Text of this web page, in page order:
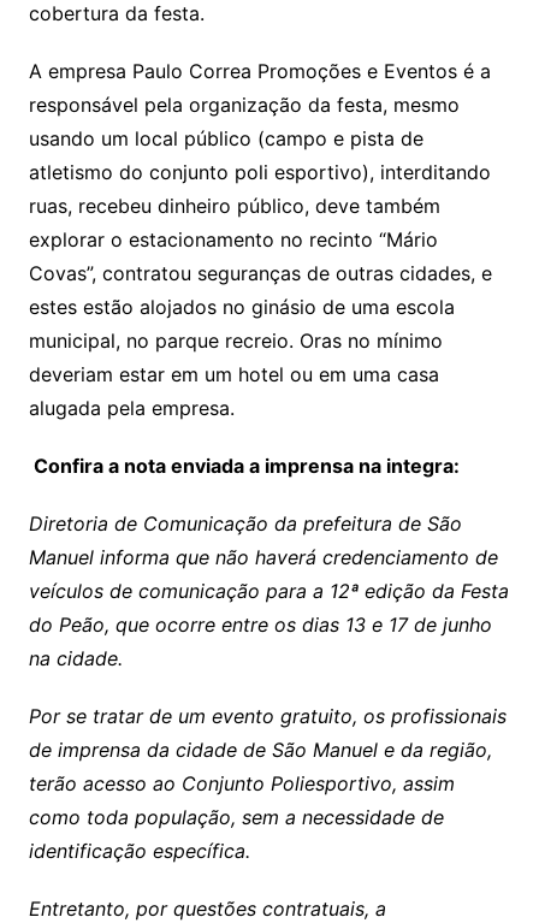
cobertura da festa.
A empresa Paulo Correa Promoções e Eventos é a
responsável pela organização da festa, mesmo
usando um local público (campo e pista de
atletismo do conjunto poli esportivo), interditando
ruas, recebeu dinheiro público, deve também
explorar o estacionamento no recinto “Mário
Covas”, contratou seguranças de outras cidades, e
estes estão alojados no ginásio de uma escola
municipal, no parque recreio. Oras no mínimo
deveriam estar em um hotel ou em uma casa
alugada pela empresa.
Confira a nota enviada a imprensa na integra:
Diretoria de Comunicação da prefeitura de São
Manuel informa que não haverá credenciamento de
veículos de comunicação para a 12ª edição da Festa
do Peão, que ocorre entre os dias 13 e 17 de junho
na cidade.
Por se tratar de um evento gratuito, os profissionais
de imprensa da cidade de São Manuel e da região,
terão acesso ao Conjunto Poliesportivo, assim
como toda população, sem a necessidade de
identificação específica.
Entretanto, por questões contratuais, a